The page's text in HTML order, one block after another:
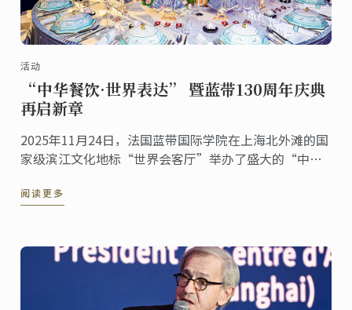
活动
“中华餐饮·世界表达” 暨蓝带130周年庆典
再启新章
2025年11月24日，法国蓝带国际学院在上海北外滩的国
家级滨江文化地标“世界会客厅”举办了盛大的“中华
家的驻沪总领事、国际友人，以及来自艺术、文化等各
阅读更多